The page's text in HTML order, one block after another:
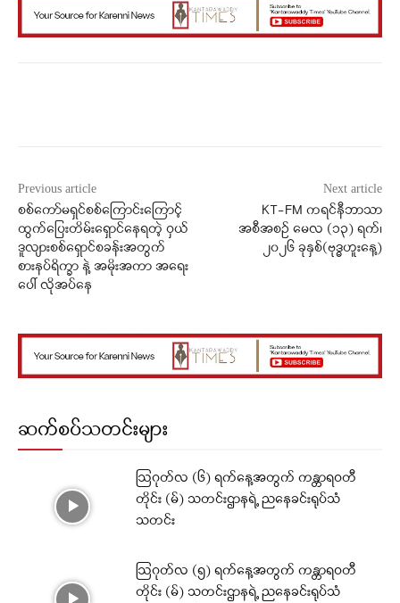
Previous article
စစ်ကော်မရှင်စစ်ကြောင်းကြောင့်
ထွက်ပြေးတိမ်းရှောင်နေရတဲ့ ဝှယ်
ဒူလျားစစ်ရှောင်စခန်းအတွက်
စားနပ်ရိက္ခာ နဲ့ အမိုးအကာ အရေး
ပေါ် လိုအပ်နေ
Next article
KT-FM ကရင်နီဘာသာ
အစီအစဉ် မေလ (၁၃) ရက်၊
၂၀၂၆ ခုနှစ်(ဗုဒ္ဓဟူးနေ့)
ဆက်စပ်သတင်းများ
ဩဂုတ်လ (၆) ရက်နေ့အတွက် ကန္တာရဝတီ
တိုင်း (မ်) သတင်းဌာနရဲ့ ညနေခင်းရုပ်သံ
သတင်း
ဩဂုတ်လ (၅) ရက်နေ့အတွက် ကန္တာရဝတီ
တိုင်း (မ်) သတင်းဌာနရဲ့ ညနေခင်းရုပ်သံ